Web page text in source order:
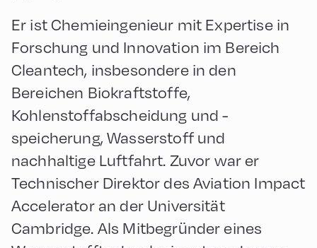
Er ist Chemieingenieur mit Expertise in
Forschung und Innovation im Bereich
Cleantech, insbesondere in den
Bereichen Biokraftstoffe,
Kohlenstoffabscheidung und -
speicherung, Wasserstoff und
nachhaltige Luftfahrt. Zuvor war er
Technischer Direktor des Aviation Impact
Accelerator an der Universität
Cambridge. Als Mitbegründer eines